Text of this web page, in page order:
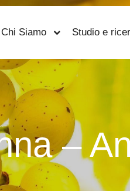
Chi Siamo Studio e
–